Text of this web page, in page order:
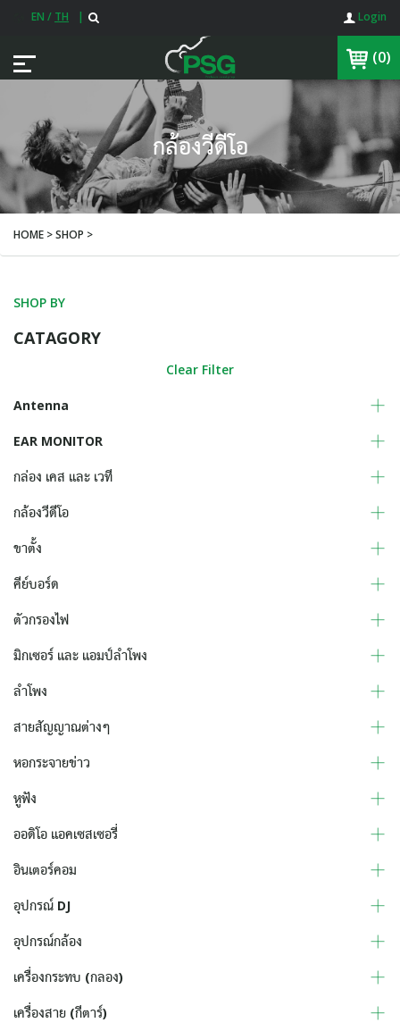
EN / TH | Login
(0)
กล้องวีดีโอ
HOME > SHOP >
SHOP BY
CATAGORY
Clear Filter
Antenna
EAR MONITOR
กล่อง เคส และ เวที
กล้องวีดีโอ
ขาตั้ง
คีย์บอร์ด
ตัวกรองไฟ
มิกเซอร์ และ แอมป์ลำโพง
ลำโพง
สายสัญญาณต่างๆ
หอกระจายข่าว
หูฟัง
ออดิโอ แอคเซสเซอรี่
อินเตอร์คอม
อุปกรณ์ DJ
อุปกรณ์กล้อง
เครื่องกระทบ (กลอง)
เครื่องสาย (กีตาร์)